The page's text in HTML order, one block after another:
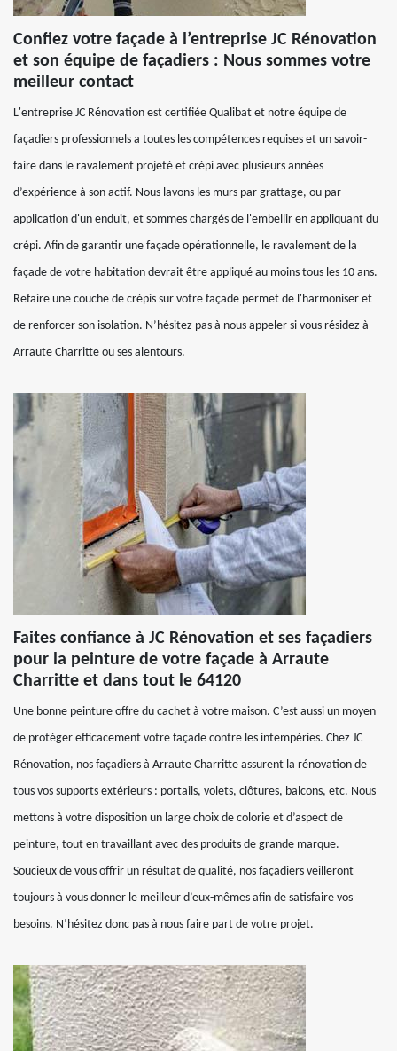
Confiez votre façade à l’entreprise JC Rénovation
et son équipe de façadiers : Nous sommes votre
meilleur contact
L'entreprise JC Rénovation est certifiée Qualibat et notre équipe de
façadiers professionnels a toutes les compétences requises et un savoir-
faire dans le ravalement projeté et crépi avec plusieurs années
d’expérience à son actif. Nous lavons les murs par grattage, ou par
application d'un enduit, et sommes chargés de l'embellir en appliquant du
crépi. Afin de garantir une façade opérationnelle, le ravalement de la
façade de votre habitation devrait être appliqué au moins tous les 10 ans.
Refaire une couche de crépis sur votre façade permet de l'harmoniser et
de renforcer son isolation. N’hésitez pas à nous appeler si vous résidez à
Arraute Charritte ou ses alentours.
Faites confiance à JC Rénovation et ses façadiers
pour la peinture de votre façade à Arraute
Charritte et dans tout le 64120
Une bonne peinture offre du cachet à votre maison. C’est aussi un moyen
de protéger efficacement votre façade contre les intempéries. Chez JC
Rénovation, nos façadiers à Arraute Charritte assurent la rénovation de
tous vos supports extérieurs : portails, volets, clôtures, balcons, etc. Nous
mettons à votre disposition un large choix de colorie et d’aspect de
peinture, tout en travaillant avec des produits de grande marque.
Soucieux de vous offrir un résultat de qualité, nos façadiers veilleront
toujours à vous donner le meilleur d’eux-mêmes afin de satisfaire vos
besoins. N’hésitez donc pas à nous faire part de votre projet.